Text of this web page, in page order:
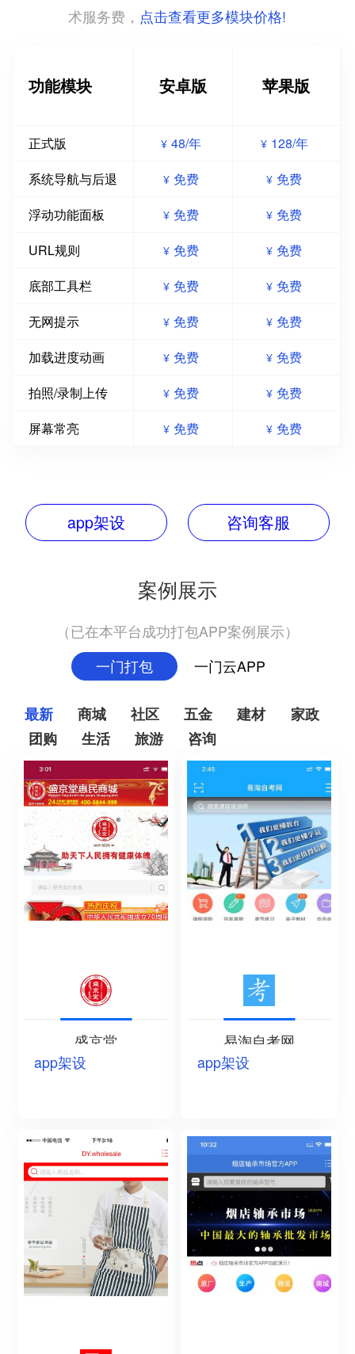
术服务费， 点击查看更多模块价格!
功能模块 安卓版 苹果版
正式版 ¥ 48/年 ¥ 128/年
系统导航与后退
¥ 免费 ¥ 免费
浮动功能面板
¥ 免费 ¥ 免费
URL规则
¥ 免费 ¥ 免费
底部工具栏
¥ 免费 ¥ 免费
无网提示
¥ 免费 ¥ 免费
加载进度动画
¥ 免费 ¥ 免费
拍照/录制上传
¥ 免费 ¥ 免费
屏幕常亮
¥ 免费 ¥ 免费
app架设 咨询客服
案例展示
（已在本平台成功打包APP案例展示）
一门打包
一门云APP
最新 商城 社区 五金 建材
家政
团购
生活 旅游 咨询
盛京堂
app架设
易淘自考网
app架设